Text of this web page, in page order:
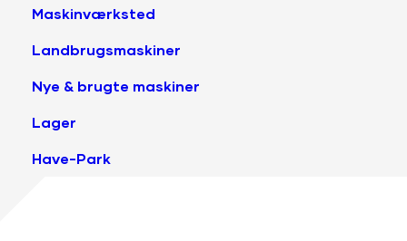
Maskinværksted
Landbrugsmaskiner
Nye & brugte maskiner
Lager
Have-Park